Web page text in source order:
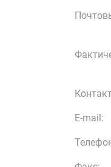
E-mail: